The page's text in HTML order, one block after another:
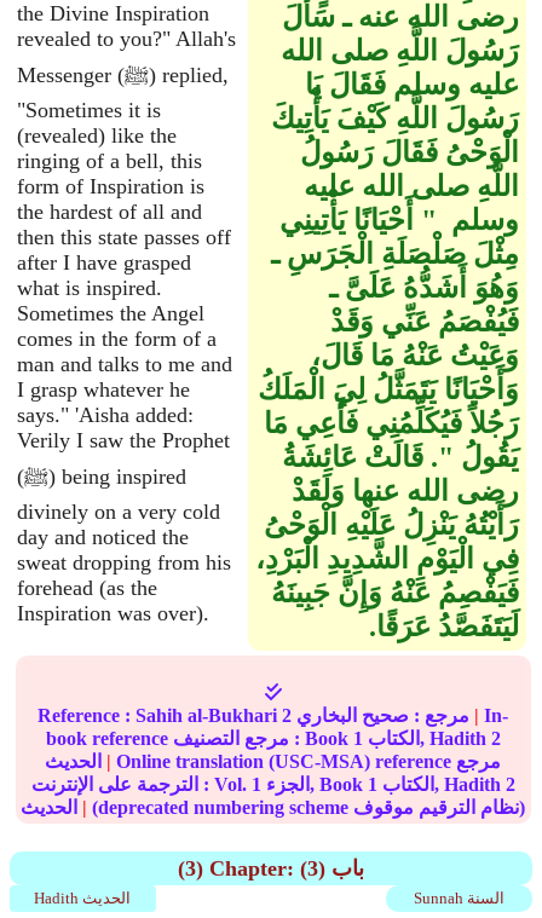
the Divine Inspiration
revealed to you?" Allah's
Messenger (ﷺ) replied,
"Sometimes it is
(revealed) like the
ringing of a bell, this
form of Inspiration is
the hardest of all and
then this state passes off
after I have grasped
what is inspired.
Sometimes the Angel
comes in the form of a
man and talks to me and
I grasp whatever he
says." 'Aisha added:
Verily I saw the Prophet
(ﷺ) being inspired
divinely on a very cold
day and noticed the
sweat dropping from his
forehead (as the
Inspiration was over).
رضى الله عنه ـ سَأَلَ
رَسُولَ اللَّهِ صلى الله
عليه وسلم فَقَالَ يَا
رَسُولَ اللَّهِ كَيْفَ يَأْتِيكَ
الْوَحْىُ فَقَالَ رَسُولُ
اللَّهِ صلى الله عليه
وسلم ‏ "‏ أَحْيَانًا يَأْتِينِي
مِثْلَ صَلْصَلَةِ الْجَرَسِ ـ
وَهُوَ أَشَدُّهُ عَلَىَّ ـ
فَيُفْصَمُ عَنِّي وَقَدْ
وَعَيْتُ عَنْهُ مَا قَالَ،
وَأَحْيَانًا يَتَمَثَّلُ لِيَ الْمَلَكُ
رَجُلاً فَيُكَلِّمُنِي فَأَعِي مَا
يَقُولُ ‏"‏‏.‏ قَالَتْ عَائِشَةُ
رضى الله عنها وَلَقَدْ
رَأَيْتُهُ يَنْزِلُ عَلَيْهِ الْوَحْىُ
فِي الْيَوْمِ الشَّدِيدِ الْبَرْدِ،
فَيَفْصِمُ عَنْهُ وَإِنَّ جَبِينَهُ
لَيَتَفَصَّدُ عَرَقًا‏.‏
Reference :Sahih al-Bukhari 2 مرجع : صحيح البخاري | In-
book reference مرجع التصنيف : Book 1 الكتاب, Hadith 2
| Online translation (USC-MSA) reference مرجع
الترجمة على الإنترنت : Vol. 1 الجزء, Book 1 الكتاب, Hadith 2
| (deprecated numbering scheme نظام الترقيم موقوف)
(3) Chapter: (3) باب
Sunnah السنة Hadith الحديث